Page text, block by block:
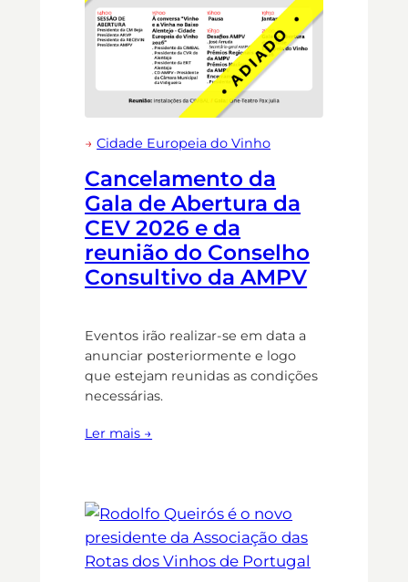
→Cidade Europeia do Vinho
Cancelamento da
Gala de Abertura da
CEV 2026 e da
reunião do Conselho
Consultivo da AMPV
Eventos irão realizar-se em data a
anunciar posteriormente e logo
que estejam reunidas as condições
necessárias.
Ler mais →